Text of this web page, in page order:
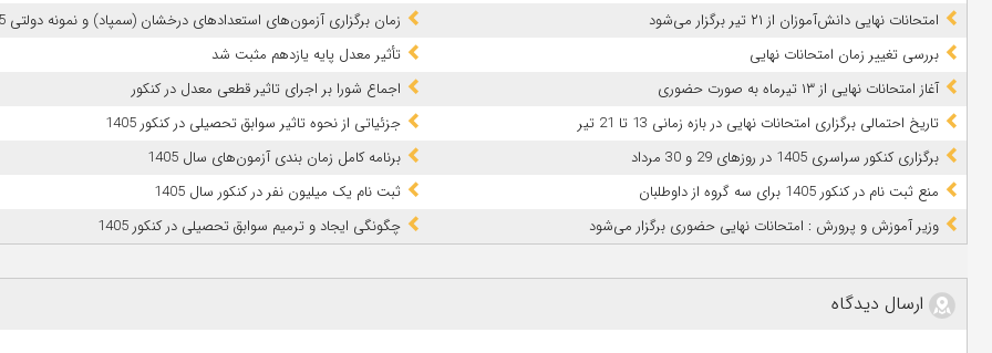
امتحانات نهایی دانش‌آموزان از ۲۱ تیر برگزار می‌شود
زمان برگزاری آزمون‌های استعدادهای درخشان (سمپاد) و نمونه دولتی 1405
بررسی تغییر زمان امتحانات نهایی
تأثیر معدل پایه یازدهم مثبت شد
آغاز امتحانات نهایی از ۱۳ تیرماه به صورت حضوری
اجماع شورا بر اجرای تاثیر قطعی معدل در کنکور
تاریخ احتمالی برگزاری امتحانات نهایی در بازه زمانی 13 تا 21 تیر
جزئیاتی از نحوه تاثیر سوابق تحصیلی در کنکور 1405
برگزاری کنکور سراسری 1405 در روزهای 29 و 30 مرداد
برنامه کامل زمان بندی آزمون‌های سال 1405
منع ثبت نام در کنکور 1405 برای سه گروه از داوطلبان
ثبت نام یک میلیون نفر در کنکور سال 1405
وزیر آموزش و پرورش : امتحانات نهایی حضوری برگزار می‌شود
چگونگی ایجاد و ترمیم سوابق تحصیلی در کنکور 1405
ارسال دیدگاه